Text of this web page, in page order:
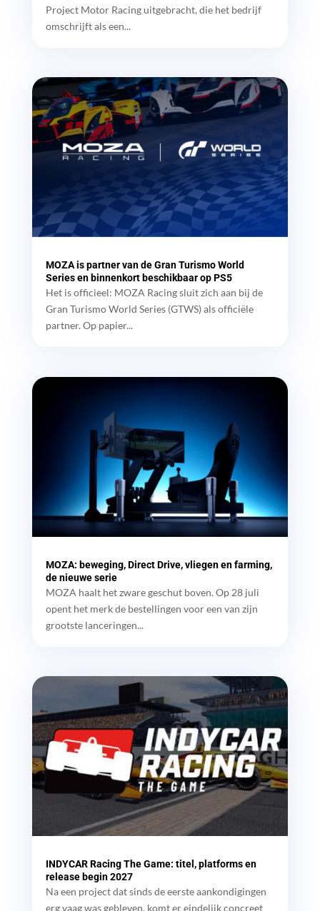
Project Motor Racing uitgebracht, die het bedrijf
omschrijft als een...
MOZA is partner van de Gran Turismo World
Series en binnenkort beschikbaar op PS5
Het is officieel: MOZA Racing sluit zich aan bij de
Gran Turismo World Series (GTWS) als officiële
partner. Op papier...
MOZA: beweging, Direct Drive, vliegen en farming,
de nieuwe serie
MOZA haalt het zware geschut boven. Op 28 juli
opent het merk de bestellingen voor een van zijn
grootste lanceringen...
INDYCAR Racing The Game: titel, platforms en
release begin 2027
Na een project dat sinds de eerste aankondigingen
erg vaag was gebleven, komt er eindelijk concreet